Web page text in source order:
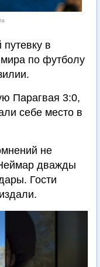
в
по футболу
Парагвая 3:0,
себе место в
не
дважды
Гости